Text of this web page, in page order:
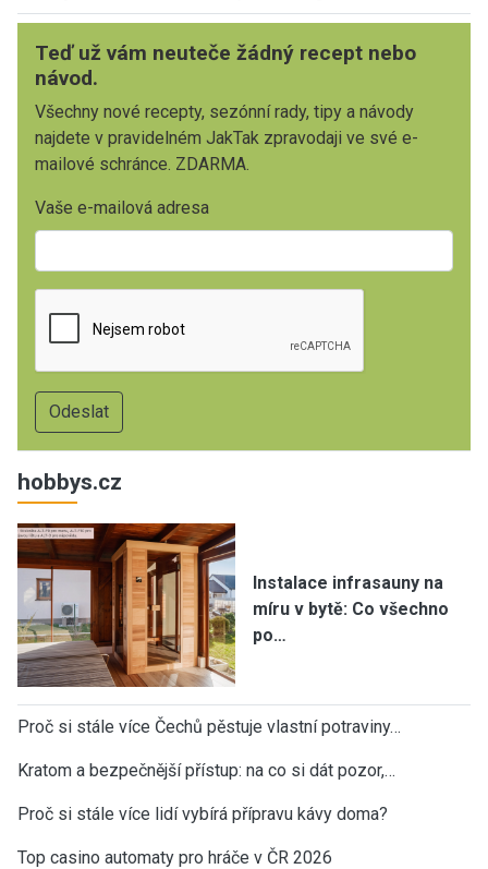
Teď už vám neuteče žádný recept nebo
návod.
Všechny nové recepty, sezónní rady, tipy a návody
najdete v pravidelném JakTak zpravodaji ve své e-
mailové schránce. ZDARMA.
Vaše e-mailová adresa
hobbys.cz
Instalace infrasauny na
míru v bytě: Co všechno
po…
Proč si stále více Čechů pěstuje vlastní potraviny…
Kratom a bezpečnější přístup: na co si dát pozor,…
Proč si stále více lidí vybírá přípravu kávy doma?
Top casino automaty pro hráče v ČR 2026